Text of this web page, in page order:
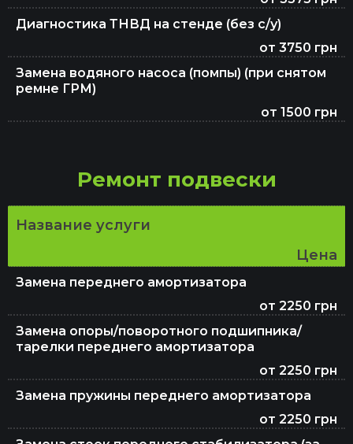
Ремонт кардана
Заправка автокондиционеров
Ремонт и замена ремня ГРМ
Замена топливного фильтра
Замена воздушного фильтра
Диагностика ТНВД на стенде (без с/у)
от 3750 грн
Замена водяного насоса (помпы) (при снятом
ремне ГРМ)
от 1500 грн
Ремонт подвески
Название услуги
Цена
Замена переднего амортизатора
от 2250 грн
Замена опоры/поворотного подшипника/
тарелки переднего амортизатора
от 2250 грн
Замена пружины переднего амортизатора
от 2250 грн